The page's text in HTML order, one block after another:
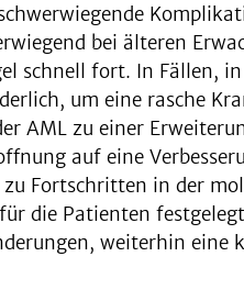
bei älteren
schnell fort. In Fällen,
um eine rasche
AML zu einer
auf eine
Fortschritten in der
die Patienten
weiterhin eine